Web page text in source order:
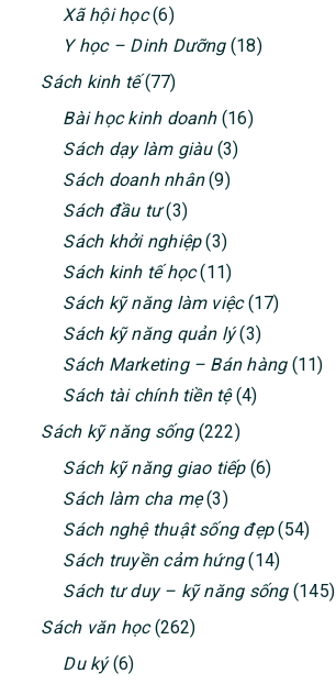
Xã hội học(6)
Y học – Dinh Dưỡng(18)
Sách kinh tế(77)
Bài học kinh doanh(16)
Sách dạy làm giàu(3)
Sách doanh nhân(9)
Sách đầu tư(3)
Sách khởi nghiệp(3)
Sách kinh tế học(11)
Sách kỹ năng làm việc(17)
Sách kỹ năng quản lý(3)
Sách Marketing – Bán hàng(11)
Sách tài chính tiền tệ(4)
Sách kỹ năng sống(222)
Sách kỹ năng giao tiếp(6)
Sách làm cha mẹ(3)
Sách nghệ thuật sống đẹp(54)
Sách truyền cảm hứng(14)
Sách tư duy – kỹ năng sống(145)
Sách văn học(262)
Du ký(6)